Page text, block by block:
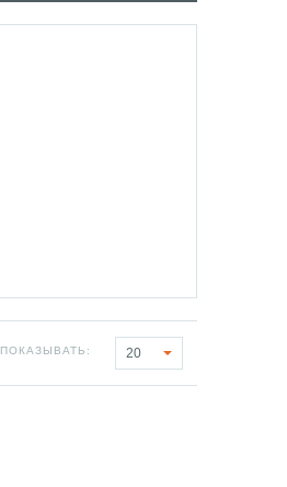
ПОКАЗЫВАТЬ: 20